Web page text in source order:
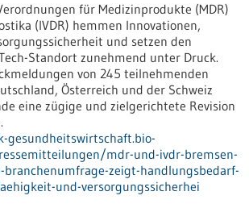
für Medizinprodukte (MDR)
(IVDR) hemmen Innovationen,
und setzen den
Standort zunehmend unter Druck.
von 245 teilnehmenden
Österreich und der Schweiz
eine zügige und zielgerichtete Revision
mdr-und-ivdr-bremsen-
branchenumfrage-zeigt-handlungsbedarf-
und-versorgungssicherhei